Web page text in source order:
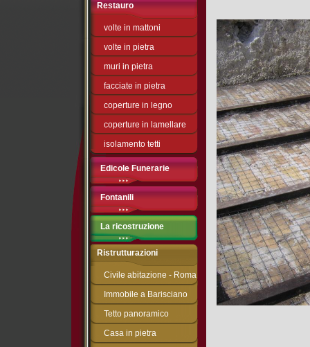
Restauro
volte in mattoni
volte in pietra
muri in pietra
facciate in pietra
coperture in legno
coperture in lamellare
isolamento tetti
Edicole Funerarie
Fontanili
La ricostruzione
Ristrutturazioni
Civile abitazione - Roma
Immobile a Barisciano
Tetto panoramico
Casa in pietra